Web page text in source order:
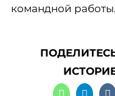
командной работы.